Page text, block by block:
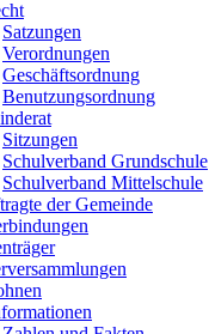
Satzungen
Verordnungen
Geschäftsordnung
Benutzungsordnung
Sitzungen
Schulverband Grundschule
Schulverband Mittelschule
der Gemeinde